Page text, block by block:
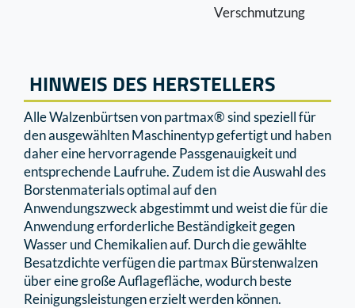
Verschmutzung
HINWEIS DES HERSTELLERS
Alle Walzenbürtsen von partmax® sind speziell für
den ausgewählten Maschinentyp gefertigt und haben
daher eine hervorragende Passgenauigkeit und
entsprechende Laufruhe. Zudem ist die Auswahl des
Borstenmaterials optimal auf den
Anwendungszweck abgestimmt und weist die für die
Anwendung erforderliche Beständigkeit gegen
Wasser und Chemikalien auf. Durch die gewählte
Besatzdichte verfügen die partmax Bürstenwalzen
über eine große Auflagefläche, wodurch beste
Reinigungsleistungen erzielt werden können.